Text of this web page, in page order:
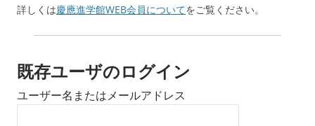
詳しくは慶應進学館WEB会員についてをご覧ください。
既存ユーザのログイン
ユーザー名またはメールアドレス